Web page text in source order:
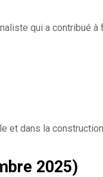
qui a contribué à
et dans la
2025)